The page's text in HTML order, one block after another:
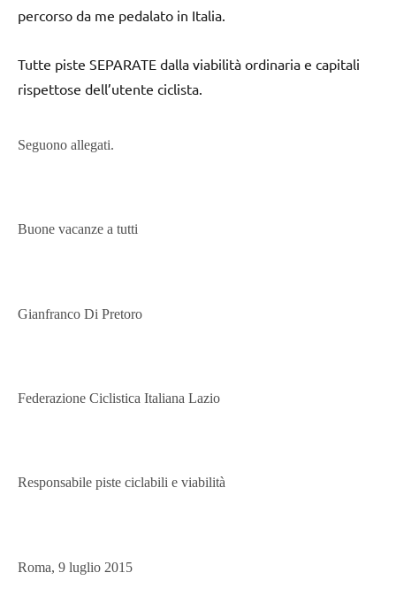
percorso da me pedalato in Italia.
Tutte piste SEPARATE dalla viabilità ordinaria e capitali
rispettose dell’utente ciclista.
Seguono allegati.
Buone vacanze a tutti
Gianfranco Di Pretoro
Federazione Ciclistica Italiana Lazio
Responsabile piste ciclabili e viabilità
Roma, 9 luglio 2015